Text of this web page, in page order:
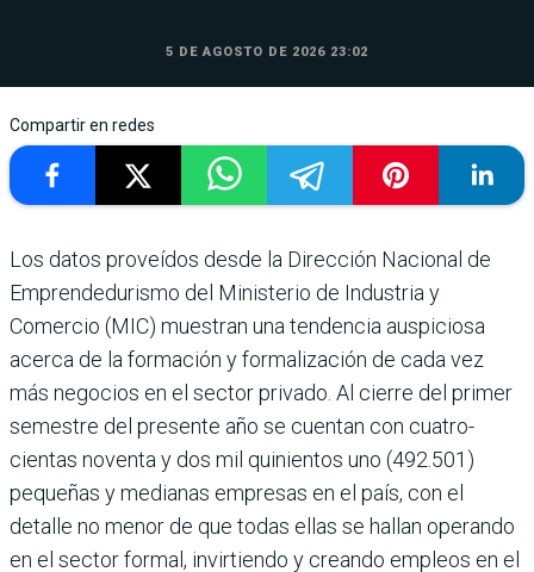
5 DE AGOSTO DE 2026 23:02
Compartir en redes
Los datos proveídos desde la Direc­ción Nacional de
Emprendedu­rismo del Ministerio de Industria y
Comercio (MIC) muestran una tendencia auspiciosa
acerca de la formación y formalización de cada vez
más negocios en el sector privado. Al cierre del primer
semes­tre del presente año se cuentan con cuatro­
cientas noventa y dos mil quinientos uno (492.501)
pequeñas y medianas empresas en el país, con el
detalle no menor de que todas ellas se hallan operando
en el sector formal, invirtiendo y creando empleos en el